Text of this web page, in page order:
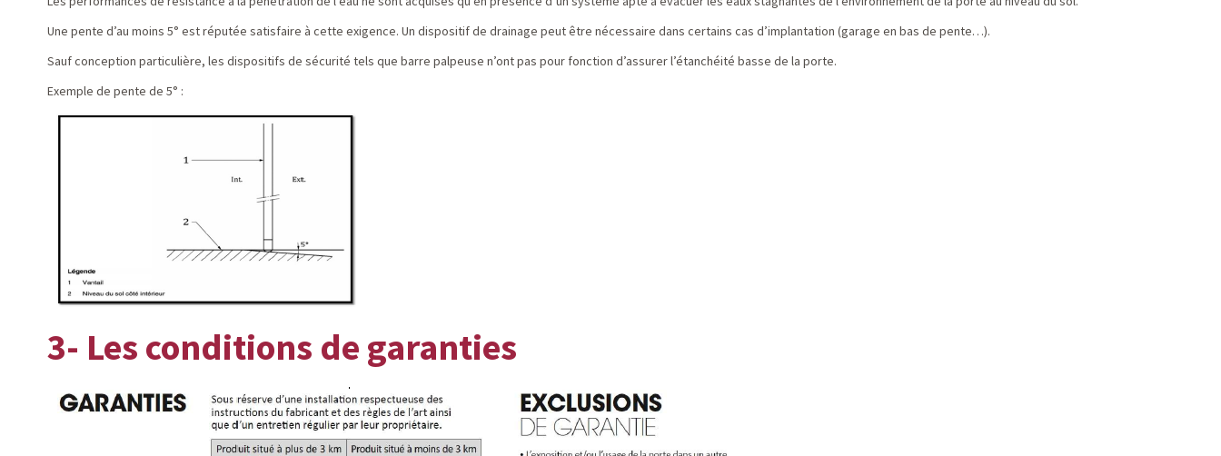
Une pente d’au moins 5° est réputée satisfaire à cette exigence. Un dispositif de drainage peut être nécessaire dans certains cas d’implantation (garage en bas de pente…).
Sauf conception particulière, les dispositifs de sécurité tels que barre palpeuse n’ont pas pour fonction d’assurer l’étanchéité basse de la porte.
Exemple de pente de 5° :
3- Les conditions de garanties